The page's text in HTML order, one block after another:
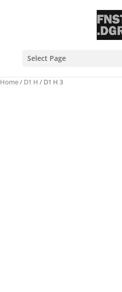
Select Page
Home/ D1 H / D1 H 3